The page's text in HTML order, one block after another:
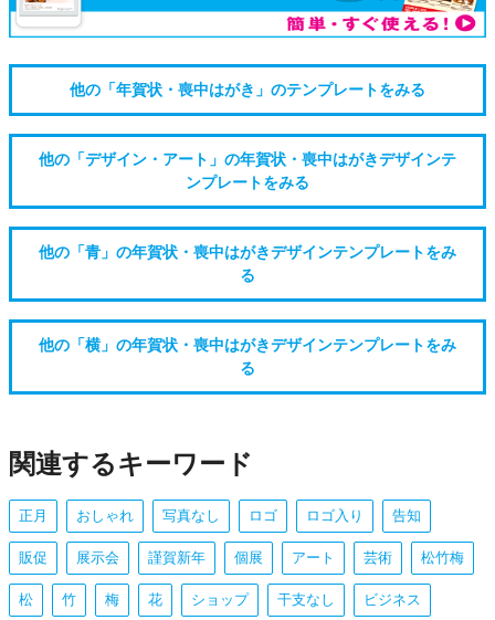
他の「年賀状・喪中はがき」のテンプレートをみる
他の「デザイン・アート」の年賀状・喪中はがきデザインテ
ンプレートをみる
他の「青」の年賀状・喪中はがきデザインテンプレートをみ
る
他の「横」の年賀状・喪中はがきデザインテンプレートをみ
る
関連するキーワード
正月 おしゃれ 写真なし ロゴ ロゴ入り 告知
販促 展示会 謹賀新年 個展 アート 芸術 松竹梅
松 竹 梅 花 ショップ 干支なし ビジネス